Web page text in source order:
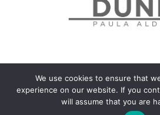
Politica de confidențialitate
Politică
We use cookies to ensure that
experience on our website. If you
will assume that you are